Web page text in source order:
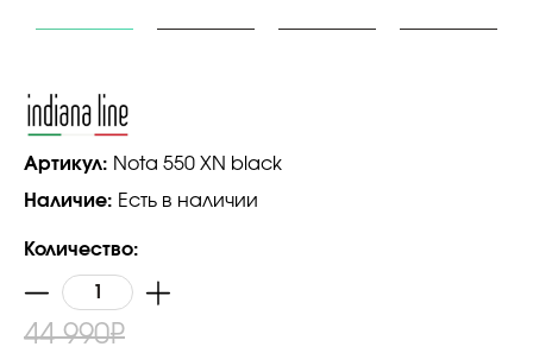
Артикул: Nota 550 XN black
Наличие: Есть в наличии
Количество:
44 990₽